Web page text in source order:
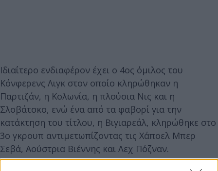
Ιδιαίτερο ενδιαφέρον έχει ο 4ος όμιλος του
Κόνφερενς Λιγκ στον οποίο κληρώθηκαν η
Παρτιζάν, η Κολωνία, η πλούσια Νις και η
Σλοβάτσκο, ενώ ένα από τα φαβορί για την
κατάκτηση του τίτλου, η Βιγιαρεάλ, κληρώθηκε στο
3ο γκρουπ αντιμετωπίζοντας τις Χάποελ Μπερ
Σεβά, Αούστρια Βιέννης και Λεχ Πόζναν.